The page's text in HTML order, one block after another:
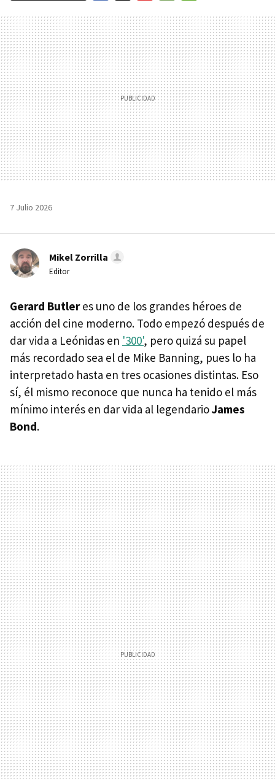
MAIL
7 Julio 2026
Mikel Zorrilla
Editor
Gerard Butleres uno de los grandes héroes de
acción del cine moderno. Todo empezó después de
dar vida a Leónidas en '300', pero quizá su papel
más recordado sea el de Mike Banning, pues lo ha
interpretado hasta en tres ocasiones distintas. Eso
sí, él mismo reconoce que nunca ha tenido el más
mínimo interés en dar vida al legendarioJames
Bond.